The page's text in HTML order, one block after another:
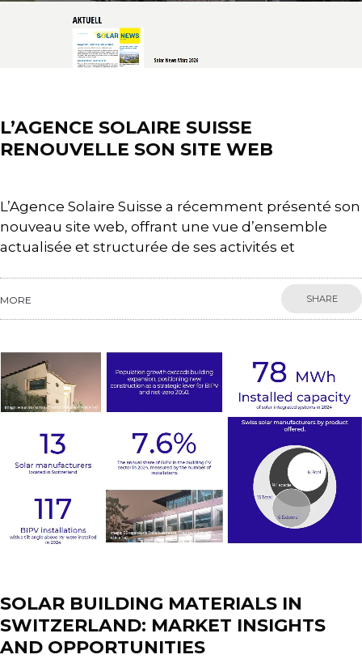
L’AGENCE SOLAIRE SUISSE
RENOUVELLE SON SITE WEB
L’Agence Solaire Suisse a récemment présenté son
nouveau site web, offrant une vue d’ensemble
actualisée et structurée de ses activités et
MORE SHARE
SOLAR BUILDING MATERIALS IN
SWITZERLAND: MARKET INSIGHTS
AND OPPORTUNITIES